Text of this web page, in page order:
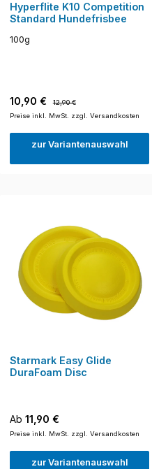
Hyperflite K10 Competition
Standard Hundefrisbee
100g
Verkaufspreis:
10,90 €
12,90 €
Preise inkl. MwSt. zzgl. Versandkosten
zur Variantenauswahl
Starmark Easy Glide
DuraFoam Disc
Regulärer Preis:
Ab 11,90 €
Preise inkl. MwSt. zzgl. Versandkosten
zur Variantenauswahl